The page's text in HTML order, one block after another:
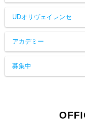
UDオリヴェイレンセ
アカデミー
募集中